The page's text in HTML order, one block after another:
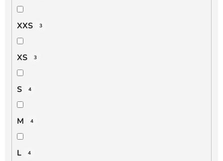
XXS 3
XS 3
S 4
M 4
L 4